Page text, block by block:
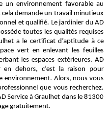
un environnement favorable au
demande un travail minutieux
et qualifié. Le jardinier du AD
toutes les qualités requises
a le certificat d’aptitude à ce
vert en enlevant les feuilles
les espaces extérieures. AD
en dehors, c’est la raison pour
environnement. Alors, nous vous
que vous recherchez.
Service à Graulhet dans le 81300
gratuitement.